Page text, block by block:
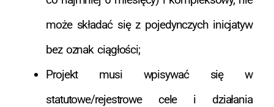
może składać się z pojedynczych inicjatyw
bez oznak ciągłości;
Projekt musi wpisywać się w
statutowe/rejestrowe cele i działania